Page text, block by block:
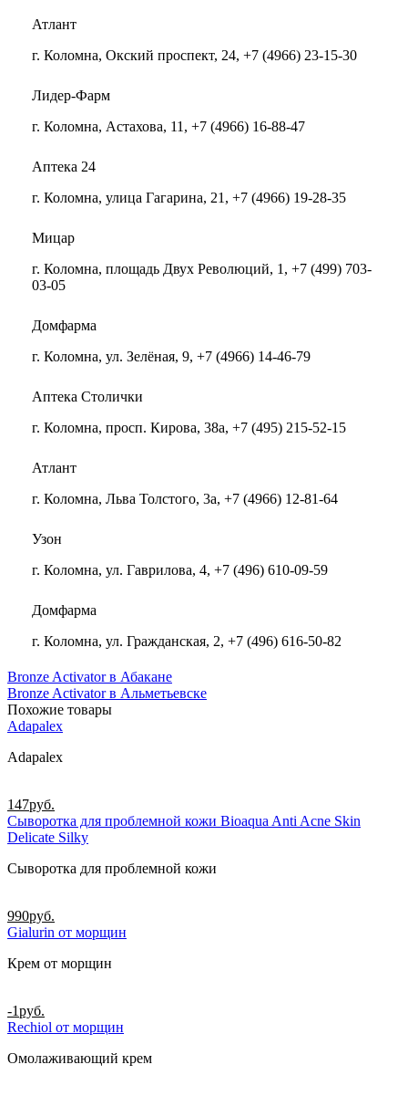
Атлант
г. Коломна, Окский проспект, 24, +7 (4966) 23-15-30
Лидер-Фарм
г. Коломна, Астахова, 11, +7 (4966) 16-88-47
Аптека 24
г. Коломна, улица Гагарина, 21, +7 (4966) 19-28-35
Мицар
г. Коломна, площадь Двух Революций, 1, +7 (499) 703-
03-05
Домфарма
г. Коломна, ул. Зелёная, 9, +7 (4966) 14-46-79
Аптека Столички
г. Коломна, просп. Кирова, 38а, +7 (495) 215-52-15
Атлант
г. Коломна, Льва Толстого, 3а, +7 (4966) 12-81-64
Узон
г. Коломна, ул. Гаврилова, 4, +7 (496) 610-09-59
Домфарма
г. Коломна, ул. Гражданская, 2, +7 (496) 616-50-82
Bronze Activator в Абакане
Bronze Activator в Альметьевске
Похожие товары
Adapalex
Adapalex
147руб.
Сыворотка для проблемной кожи Bioaqua Anti Acne Skin
Delicate Silky
Сыворотка для проблемной кожи
990руб.
Gialurin от морщин
Крем от морщин
-1руб.
Rechiol от морщин
Омолаживающий крем